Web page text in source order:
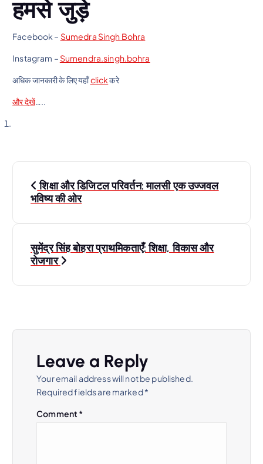
हमसे जुड़े
Facebook – Sumedra Singh Bohra
Instagram – Sumendra.singh.bohra
अधिक जानकारी के लिए यहाँclickकरे
और देखें…..
शिक्षा और डिजिटल परिवर्तन: मालसी एक उज्जवल
भविष्य की ओर
सुमेंद्र सिंह बोहरा प्राथमिकताएँ: शिक्षा, विकास और
रोजगार
Leave a Reply
Your email address will not be published.
Required fields are marked*
Comment *